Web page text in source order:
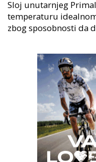
Sloj unutarnjeg
temperaturu
zbog sposobnosti da